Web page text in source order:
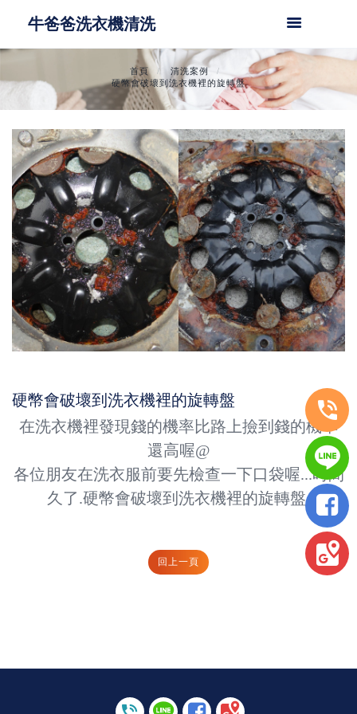
牛爸爸洗衣機清洗
首頁
清洗案例
硬幣會破壞到洗衣機裡的旋轉盤
硬幣會破壞到洗衣機裡的旋轉盤
在洗衣機裡發現錢的機率比路上撿到錢的機率
還高喔@
各位朋友在洗衣服前要先檢查一下口袋喔...時間
久了.硬幣會破壞到洗衣機裡的旋轉盤.
回上一頁